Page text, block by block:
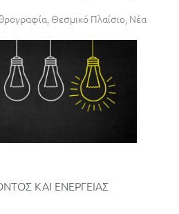
Θεσμικό Πλαίσιο Νέα
ΚΑΙ ΕΝΕΡΓΕΙΑΣ